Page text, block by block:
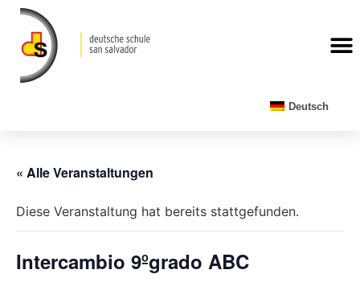
Deutsch
« Alle Veranstaltungen
Diese Veranstaltung hat bereits stattgefunden.
Intercambio 9ºgrado ABC